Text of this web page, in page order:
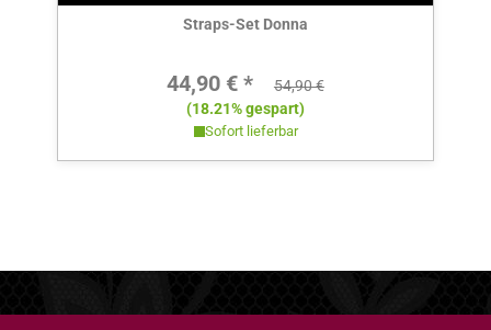
Straps-Set Donna
Verkaufspreis:
44,90 € * Regulärer Preis:
54,90 €
(18.21% gespart)
Sofort lieferbar